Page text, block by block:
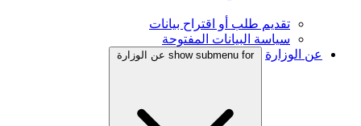
تقديم طلب أو اقتراح بيانات
سياسة البيانات المفتوحة
عن الوزارة
show submenu for عن الوزارة